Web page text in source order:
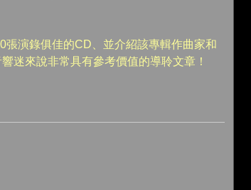
演錄俱佳的CD、並介紹該專輯作曲家和
迷來說非常具有參考價值的導聆文章！